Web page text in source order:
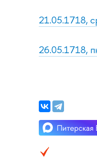
21.05.1718,
26.05.1718,